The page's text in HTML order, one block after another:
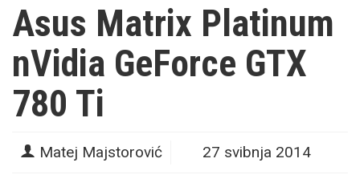
Asus Matrix Platinum
nVidia GeForce GTX
780 Ti
Matej Majstorović 27 svibnja 2014